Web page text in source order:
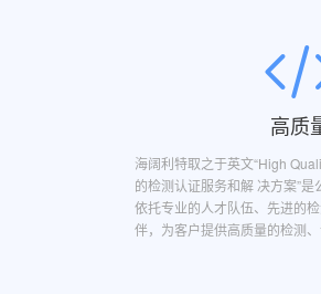
高质
海阔利特取之于英文“High
的检测认证服务和解 决方案”
依托专业的人才队伍、先进的
伴，为客户提供高质量的检测、